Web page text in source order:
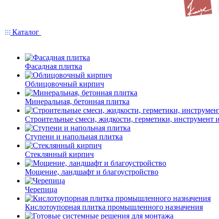
Каталог
Фасадная плитка
Облицовочный кирпич
Минеральная, бетонная плитка
Строительные смеси, жидкости, герметики, инструмент
Ступени и напольная плитка
Cтеклянный кирпич
Мощение, ландшафт и благоустройство
Черепица
Кислотоупорная плитка промышленного назначения